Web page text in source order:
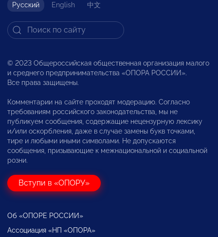
Русский English 中文
© 2023 Общероссийская общественная организация малого
и среднего предпринимательства «ОПОРА РОССИИ».
Все права защищены.
Комментарии на сайте проходят модерацию. Согласно
требованиям российского законодательства, мы не
публикуем сообщения, содержащие нецензурную лексику
и/или оскорбления, даже в случае замены букв точками,
тире и любыми иными символами. Не допускаются
сообщения, призывающие к межнациональной и социальной
розни.
Вступи в «ОПОРУ»
Об «ОПОРЕ РОССИИ»
Ассоциация «НП «ОПОРА»